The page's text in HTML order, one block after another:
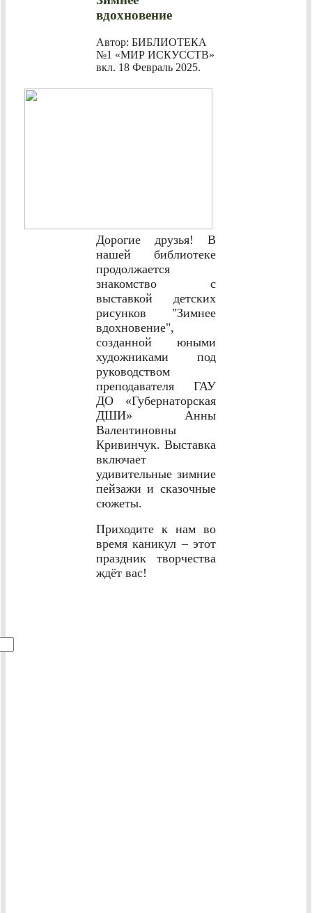
вдохновение
Автор: БИБЛИОТЕКА
№1 «МИР ИСКУССТВ»
вкл. 18 Февраль 2025.
Дорогие друзья! В
нашей библиотеке
продолжается
знакомство с
выставкой детских
рисунков "Зимнее
вдохновение",
созданной юными
художниками под
руководством
преподавателя ГАУ
ДО «Губернаторская
ДШИ» Анны
Валентиновны
Кривинчук. Выставка
включает
удивительные зимние
пейзажи и сказочные
сюжеты.
Приходите к нам во
время каникул – этот
праздник творчества
ждёт вас!